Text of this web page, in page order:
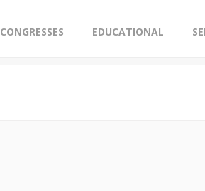
CONGRESSES EDUCATIONAL